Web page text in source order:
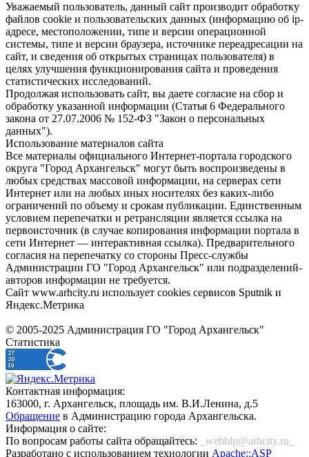
Уважаемый пользователь, данный сайт производит обработку
файлов cookie и пользовательских данных (информацию об ip-
адресе, местоположении, типе и версии операционной
системы, типе и версии браузера, источнике переадресации на
сайт, и сведения об открытых страницах пользователя) в
целях улучшения функционирования сайта и проведения
статистических исследований.
Продолжая использовать сайт, вы даете согласие на сбор и
обработку указанной информации (Статья 6 Федерального
закона от 27.07.2006 № 152-ФЗ "Закон о персональных
данных").
Использование материалов сайта
Все материалы официального Интернет-портала городского
округа "Город Архангельск" могут быть воспроизведены в
любых средствах массовой информации, на серверах сети
Интернет или на любых иных носителях без каких-либо
ограничений по объему и срокам публикации. Единственным
условием перепечатки и ретрансляции является ссылка на
первоисточник (в случае копирования информации портала в
сети Интернет — интерактивная ссылка). Предварительного
согласия на перепечатку со стороны Пресс-службы
Администрации ГО "Город Архангельск" или подразделений-
авторов информации не требуется.
Сайт www.arhcity.ru использует cookies сервисов Sputnik и
Яндекс.Метрика
© 2005-2025 Администрация ГО "Город Архангельск"
Статистика
Контактная информация:
163000, г. Архангельск, площадь им. В.И.Ленина, д.5
Обращение в Администрацию города Архангельска.
Информация о сайте:
По вопросам работы сайта обращайтесь:
_webhlp@arhcity.ru_
Разработано с использованием технологии Apache::ASP